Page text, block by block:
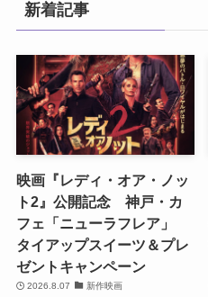
新着記事
映画『レディ・オア・ノッ
ト2』公開記念 神戸・カ
フェ「ニューラフレア」
タイアップスイーツ＆プレ
ゼントキャンペーン
2026.8.07 新作映画